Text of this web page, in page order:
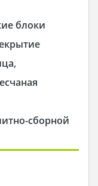
блоки
сборной